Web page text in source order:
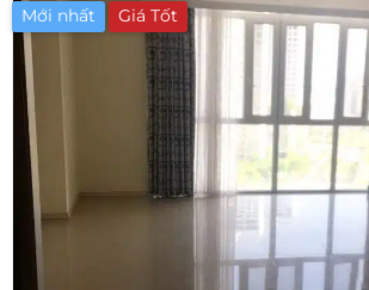
Mới nhất